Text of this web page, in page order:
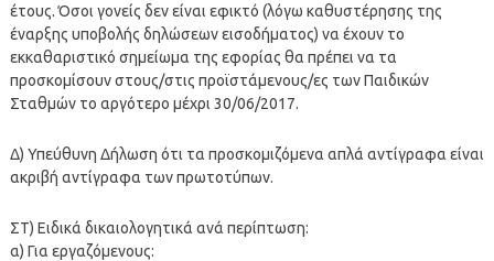
έτους. Όσοι γονείς δεν είναι εφικτό (λόγω καθυστέρησης της
έναρξης υποβολής δηλώσεων εισοδήματος) να έχουν το
εκκαθαριστικό σημείωμα της εφορίας θα πρέπει να τα
προσκομίσουν στους/στις προϊστάμενους/ες των Παιδικών
Σταθμών το αργότερο μέχρι 30/06/2017.
Δ) Υπεύθυνη Δήλωση ότι τα προσκομιζόμενα απλά αντίγραφα είναι
ακριβή αντίγραφα των πρωτοτύπων.
ΣΤ) Ειδικά δικαιολογητικά ανά περίπτωση:
α) Για εργαζόμενους: